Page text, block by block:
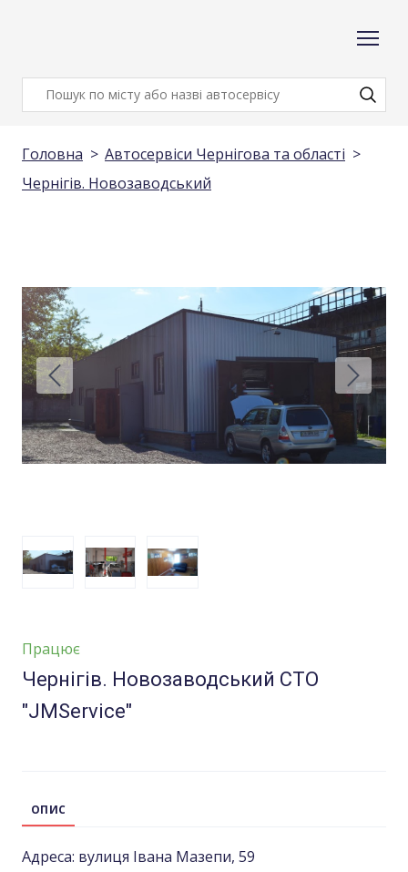
Головна
Автосервіси Чернігова та області
Чернігів. Новозаводський
Працює
Чернігів. Новозаводський СТО
"JMService"
ОПИС
Адреса: вулиця Івана Мазепи, 59